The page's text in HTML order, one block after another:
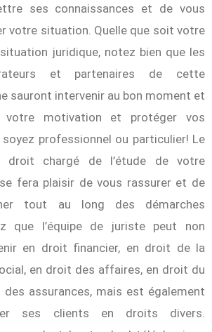
ses connaissances et de vous
votre situation. Quelle que soit votre
juridique, notez bien que les
et partenaires de cette
sauront intervenir au bon moment et
votre motivation et protéger vos
professionnel ou particulier! Le
droit chargé de l’étude de votre
fera plaisir de vous rassurer et de
tout au long des démarches
que l’équipe de juriste peut non
en droit financier, en droit de la
en droit des affaires, en droit du
assurances, mais est également
ses clients en droits divers.